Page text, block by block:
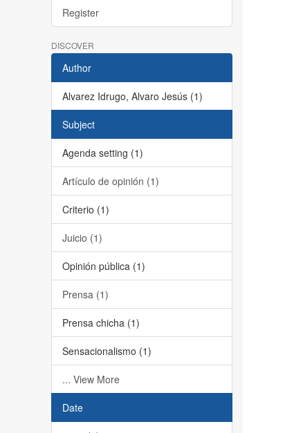
Register
DISCOVER
Author
Alvarez Idrugo, Alvaro Jesús (1)
Subject
Agenda setting (1)
Artículo de opinión (1)
Criterio (1)
Juicio (1)
Opinión pública (1)
Prensa (1)
Prensa chicha (1)
Sensacionalismo (1)
... View More
Date